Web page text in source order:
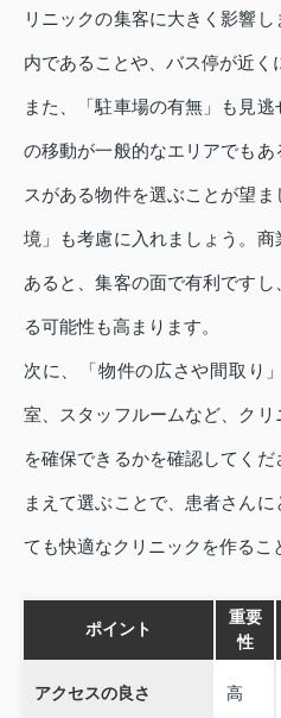
リニックの集客に大きく影響
内であることや、バス停が近く
また、「駐車場の有無」も見
の移動が一般的なエリアでも
スがある物件を選ぶことが望
境」も考慮に入れましょう。
あると、集客の面で有利です
る可能性も高まります。
次に、「物件の広さや間取り
室、スタッフルームなど、ク
を確保できるかを確認してく
まえて選ぶことで、患者さん
ても快適なクリニックを作るこ
ポイント
重要
性
アクセスの良さ 高